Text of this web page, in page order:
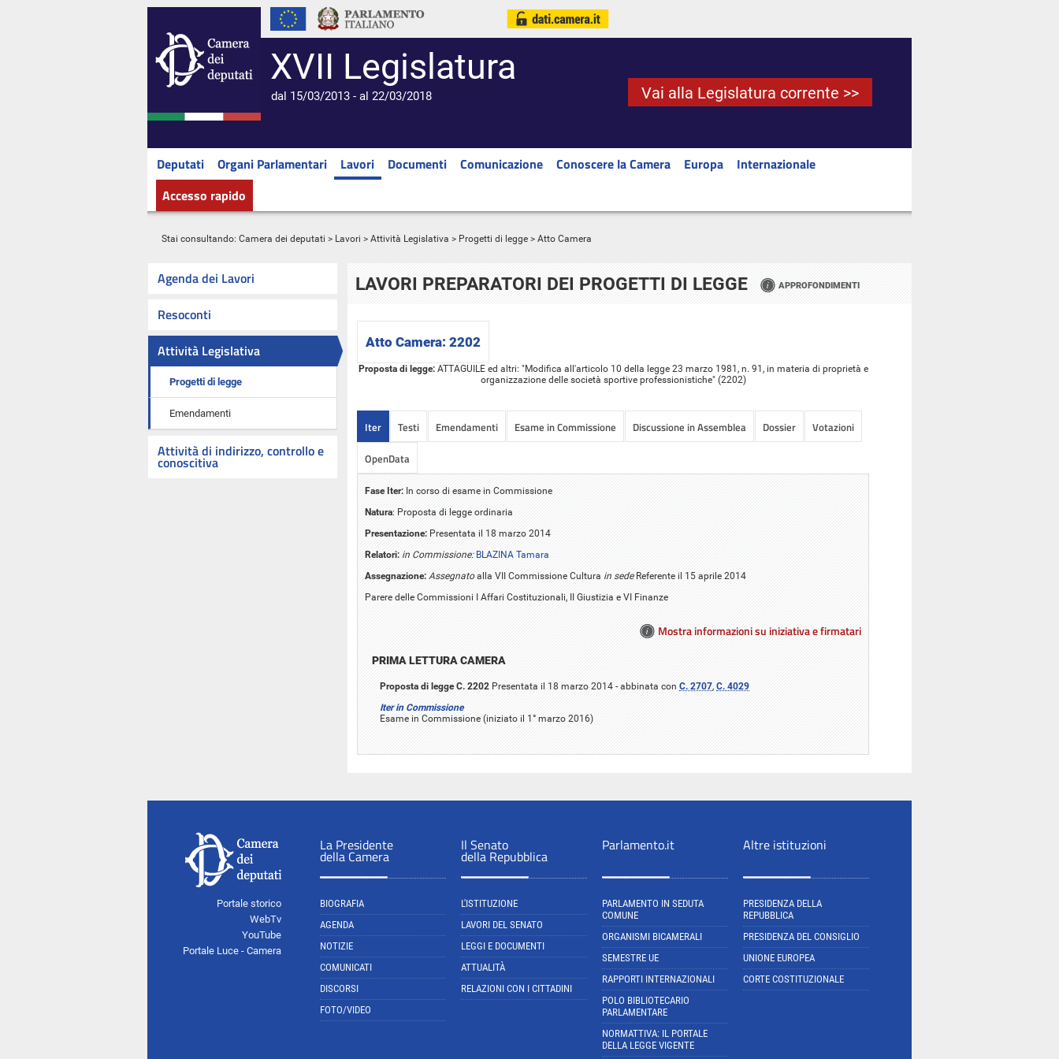
XVII Legislatura
dal 15/03/2013 - al 22/03/2018 Vai alla Legislatura corrente >>
Deputati Organi Parlamentari Lavori Documenti Comunicazione Conoscere la Camera Europa
Internazionale
Accesso rapido
Stai consultando: Camera dei deputati > Lavori > Attività Legislativa > Progetti di legge > Atto Camera
Agenda dei Lavori
Resoconti
Attività Legislativa
Progetti di legge
Emendamenti
Attività di indirizzo, controllo e
conoscitiva
LAVORI PREPARATORI DEI PROGETTI DI LEGGE APPROFONDIMENTI
Atto Camera: 2202
Proposta di legge:ATTAGUILE ed altri: "Modifica all'articolo 10 della legge 23 marzo 1981, n. 91, in materia di proprietà e
organizzazione delle società sportive professionistiche" (2202)
Iter Testi Emendamenti Esame in Commissione Discussione in Assemblea Dossier
Votazioni
OpenData
Fase Iter: In corso di esame in Commissione
Natura: Proposta di legge ordinaria
Presentazione: Presentata il 18 marzo 2014
Relatori: in Commissione: BLAZINA Tamara
Assegnazione: Assegnatoalla VII Commissione Cultura in sede Referente il 15 aprile 2014
Parere delle Commissioni I Affari Costituzionali, II Giustizia e VI Finanze
Mostra informazioni su iniziativa e firmatari
PRIMA LETTURA CAMERA
Proposta di legge C. 2202 Presentata il 18 marzo 2014 - abbinata con C. 2707, C. 4029
Iter in Commissione
Esame in Commissione (iniziato il 1° marzo 2016)
Portale storico
WebTv
YouTube
Portale Luce - Camera
La Presidente
della Camera
BIOGRAFIA
AGENDA
NOTIZIE
COMUNICATI
DISCORSI
FOTO/VIDEO
Il Senato
della Repubblica
L'ISTITUZIONE
LAVORI DEL SENATO
LEGGI E DOCUMENTI
ATTUALITÀ
RELAZIONI CON I CITTADINI
Parlamento.it
PARLAMENTO IN SEDUTA
COMUNE
ORGANISMI BICAMERALI
SEMESTRE UE
RAPPORTI INTERNAZIONALI
POLO BIBLIOTECARIO
PARLAMENTARE
NORMATTIVA: IL PORTALE
DELLA LEGGE VIGENTE
Altre istituzioni
PRESIDENZA DELLA
REPUBBLICA
PRESIDENZA DEL CONSIGLIO
UNIONE EUROPEA
CORTE COSTITUZIONALE